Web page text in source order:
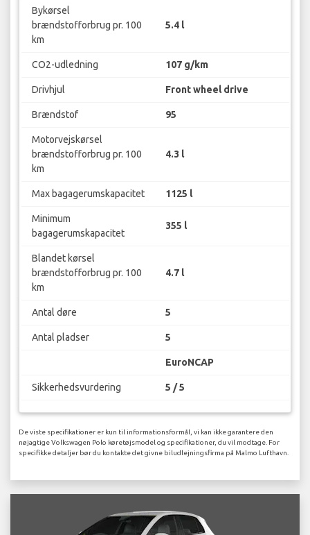
Bykørsel
brændstofforbrug pr. 100
km
5.4 l
CO2-udledning 107 g/km
Drivhjul Front wheel drive
Brændstof 95
Motorvejskørsel
brændstofforbrug pr. 100
km
4.3 l
Max bagagerumskapacitet 1125 l
Minimum
bagagerumskapacitet
355 l
Blandet kørsel
brændstofforbrug pr. 100
km
4.7 l
Antal døre 5
Antal pladser 5
EuroNCAP
Sikkerhedsvurdering 5 / 5
De viste specifikationer er kun til informationsformål, vi kan ikke garantere den
nøjagtige Volkswagen Polo køretøjsmodel og specifikationer, du vil modtage. For
specifikke detaljer bør du kontakte det givne biludlejningsfirma på Malmo Lufthavn.